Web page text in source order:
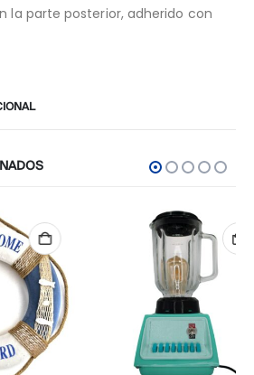
la parte posterior, adherido con